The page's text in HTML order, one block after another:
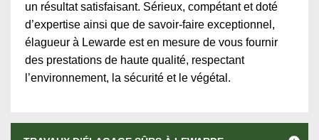
un résultat satisfaisant. Sérieux, compétant et doté
d’expertise ainsi que de savoir-faire exceptionnel,
élagueur à Lewarde est en mesure de vous fournir
des prestations de haute qualité, respectant
l’environnement, la sécurité et le végétal.